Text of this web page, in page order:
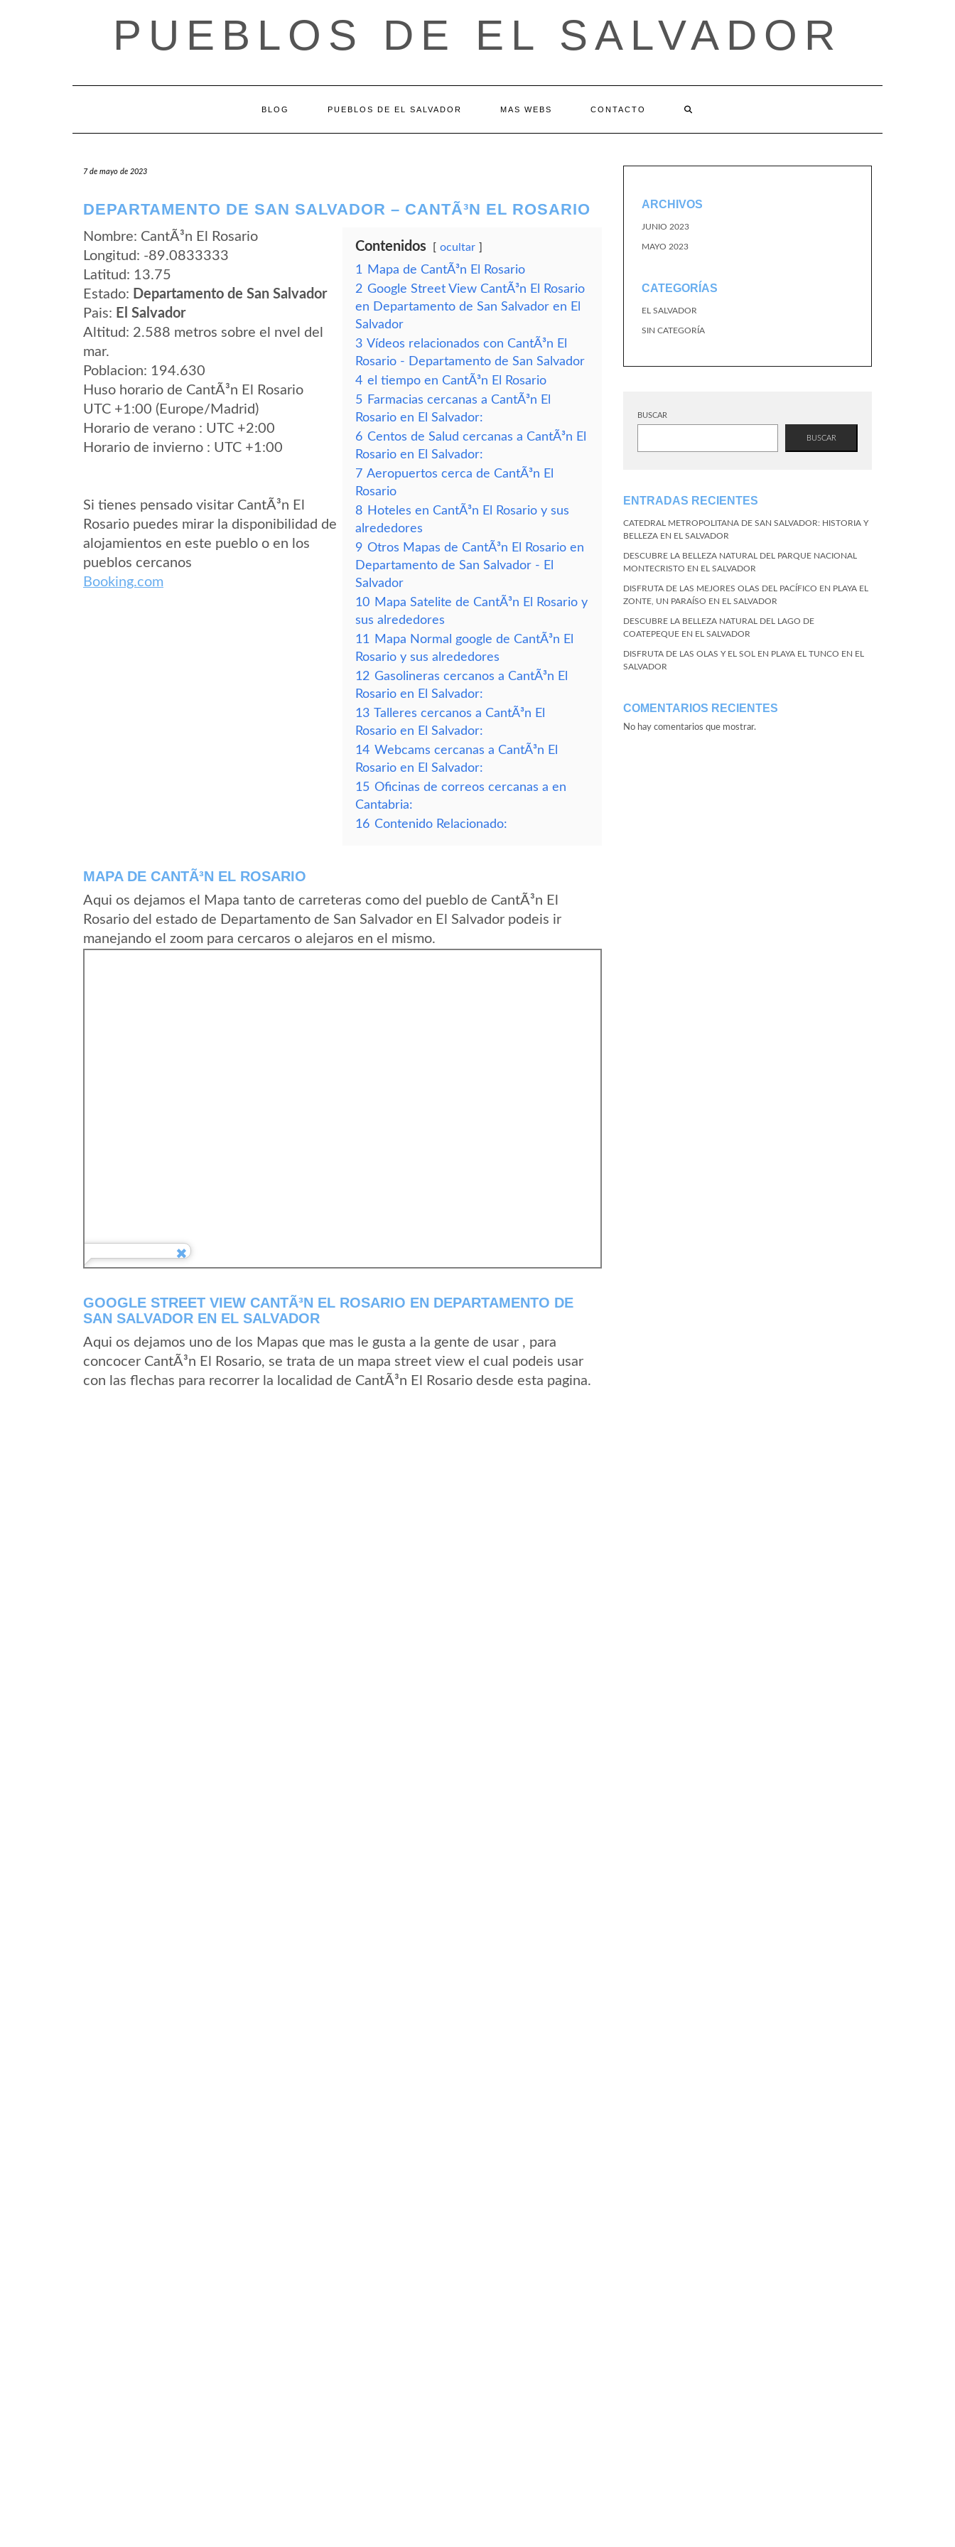
PUEBLOS DE EL SALVADOR
BLOG PUEBLOS DE EL SALVADOR MAS WEBS CONTACTO
7 de mayo de 2023
DEPARTAMENTO DE SAN SALVADOR – CANTÃ³N EL ROSARIO
Nombre: CantÃ³n El Rosario
Longitud: -89.0833333
Latitud: 13.75
Estado: Departamento de San Salvador
Pais: El Salvador
Altitud: 2.588 metros sobre el nvel del
mar.
Poblacion: 194.630
Huso horario de CantÃ³n El Rosario
UTC +1:00 (Europe/Madrid)
Horario de verano : UTC +2:00
Horario de invierno : UTC +1:00
Si tienes pensado visitar CantÃ³n El
Rosario puedes mirar la disponibilidad de
alojamientos en este pueblo o en los
pueblos cercanos
Booking.com
Contenidos ocultar
1
Mapa de CantÃ³n El Rosario
2 Google Street View CantÃ³n El Rosario
en Departamento de San Salvador en El
Salvador
3 Vídeos relacionados con CantÃ³n El
Rosario - Departamento de San Salvador
4 el tiempo en CantÃ³n El Rosario
5 Farmacias cercanas a CantÃ³n El
Rosario en El Salvador:
6 Centos de Salud cercanas a CantÃ³n El
Rosario en El Salvador:
7 Aeropuertos cerca de CantÃ³n El
Rosario
8 Hoteles en CantÃ³n El Rosario y sus
alrededores
9 Otros Mapas de CantÃ³n El Rosario en
Departamento de San Salvador - El
Salvador
10 Mapa Satelite de CantÃ³n El Rosario y
sus alrededores
11
Mapa Normal google de CantÃ³n El
Rosario y sus alrededores
12 Gasolineras cercanos a CantÃ³n El
Rosario en El Salvador:
13 Talleres cercanos a CantÃ³n El
Rosario en El Salvador:
14 Webcams cercanas a CantÃ³n El
Rosario en El Salvador:
15 Oficinas de correos cercanas a en
Cantabria:
16 Contenido Relacionado:
MAPA DE CANTÃ³N EL ROSARIO
Aqui os dejamos el Mapa tanto de carreteras como del pueblo de CantÃ³n El
Rosario del estado de Departamento de San Salvador en El Salvador podeis ir
manejando el zoom para cercaros o alejaros en el mismo.
GOOGLE STREET VIEW CANTÃ³N EL ROSARIO EN DEPARTAMENTO DE
SAN SALVADOR EN EL SALVADOR
Aqui os dejamos uno de los Mapas que mas le gusta a la gente de usar , para
concocer CantÃ³n El Rosario, se trata de un mapa street view el cual podeis usar
con las flechas para recorrer la localidad de CantÃ³n El Rosario desde esta pagina.
ARCHIVOS
JUNIO 2023
MAYO 2023
CATEGORÍAS
EL SALVADOR
SIN CATEGORÍA
BUSCAR
BUSCAR
ENTRADAS RECIENTES
CATEDRAL METROPOLITANA DE SAN SALVADOR: HISTORIA Y
BELLEZA EN EL SALVADOR
DESCUBRE LA BELLEZA NATURAL DEL PARQUE NACIONAL
MONTECRISTO EN EL SALVADOR
DISFRUTA DE LAS MEJORES OLAS DEL PACÍFICO EN PLAYA EL
ZONTE, UN PARAÍSO EN EL SALVADOR
DESCUBRE LA BELLEZA NATURAL DEL LAGO DE
COATEPEQUE EN EL SALVADOR
DISFRUTA DE LAS OLAS Y EL SOL EN PLAYA EL TUNCO EN EL
SALVADOR
COMENTARIOS RECIENTES
No hay comentarios que mostrar.